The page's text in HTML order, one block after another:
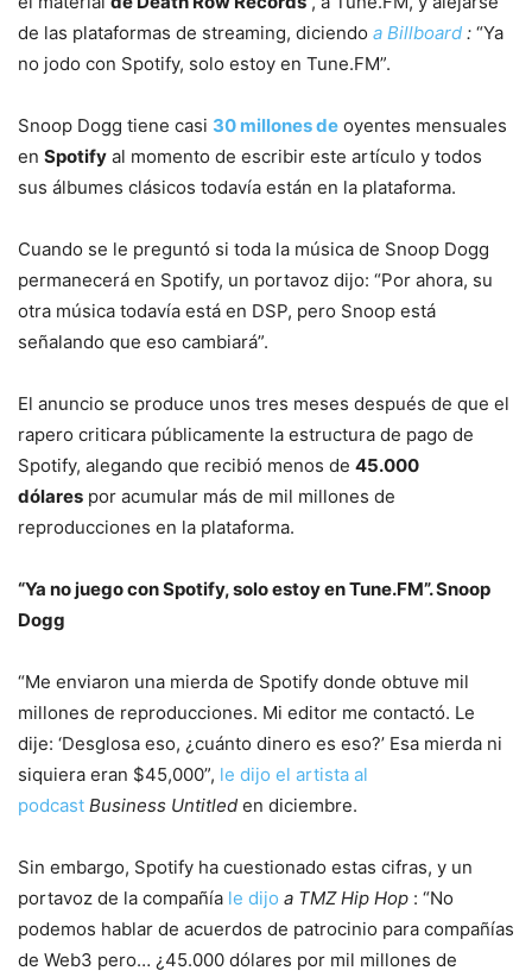
de las plataformas de streaming, diciendo a Billboard : “Ya
no jodo con Spotify, solo estoy en Tune.FM”.
Snoop Dogg tiene casi 30 millones de oyentes mensuales
en Spotify al momento de escribir este artículo y todos
sus álbumes clásicos todavía están en la plataforma.
Cuando se le preguntó si toda la música de Snoop Dogg
permanecerá en Spotify, un portavoz dijo: “Por ahora, su
otra música todavía está en DSP, pero Snoop está
señalando que eso cambiará”.
El anuncio se produce unos tres meses después de que el
rapero criticara públicamente la estructura de pago de
Spotify, alegando que recibió menos de 45.000
dólares por acumular más de mil millones de
reproducciones en la plataforma.
“Ya no juego con Spotify, solo estoy en Tune.FM”. Snoop
Dogg
“Me enviaron una mierda de Spotify donde obtuve mil
millones de reproducciones. Mi editor me contactó. Le
dije: ‘Desglosa eso, ¿cuánto dinero es eso?’ Esa mierda ni
siquiera eran $45,000”, le dijo el artista al
podcast Business Untitled en diciembre.
Sin embargo, Spotify ha cuestionado estas cifras, y un
portavoz de la compañía le dijo a TMZ Hip Hop : “No
podemos hablar de acuerdos de patrocinio para compañías
de Web3 pero… ¿45.000 dólares por mil millones de